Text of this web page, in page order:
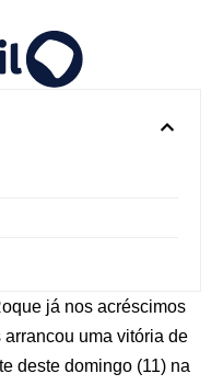
já nos acréscimos
uma vitória de
deste domingo (11) na